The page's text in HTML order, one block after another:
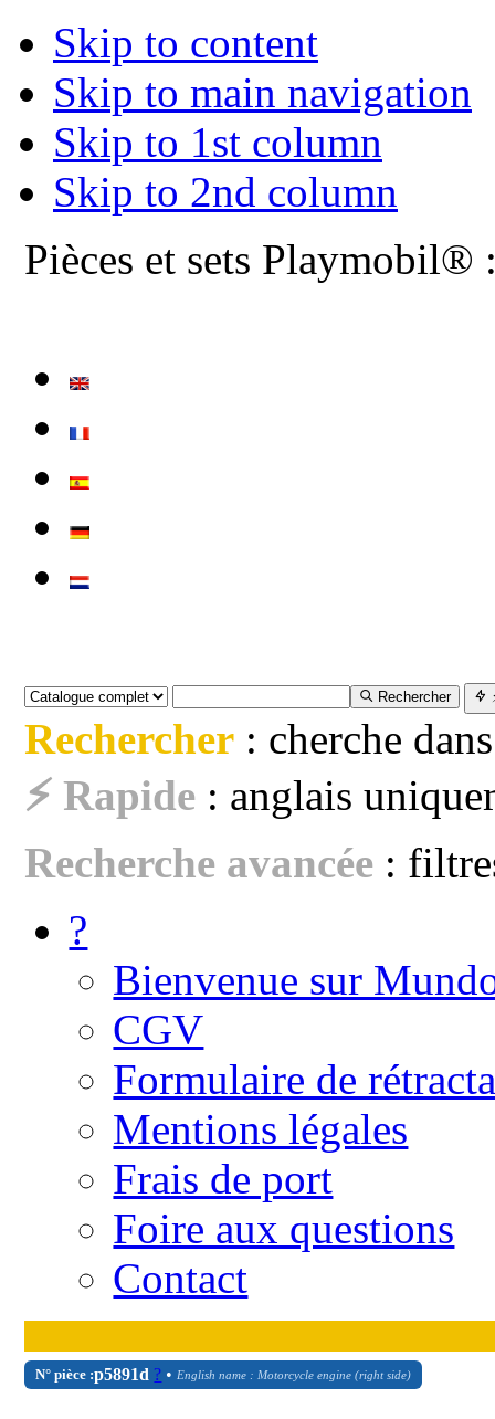
Skip to content
Skip to main navigation
Skip to 1st column
Skip to 2nd column
Pièces et sets Playmobil®
Rechercher
Rechercher : cherche
⚡ Rapide : anglais
Recherche avancée :
?
Bienvenue sur
CGV
Formulaire de
Mentions légales
Frais de port
Foire aux questions
Contact
N° pièce :p5891d ? •English name : Motorcycle engine (right side)